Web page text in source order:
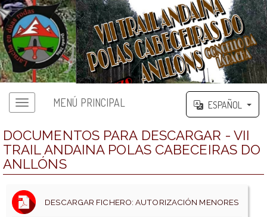
MENÚ PRINCIPAL ESPAÑOL
DOCUMENTOS PARA DESCARGAR - VII
TRAIL ANDAINA POLAS CABECEIRAS DO
ANLLÓNS
DESCARGAR FICHERO: AUTORIZACIÓN MENORES